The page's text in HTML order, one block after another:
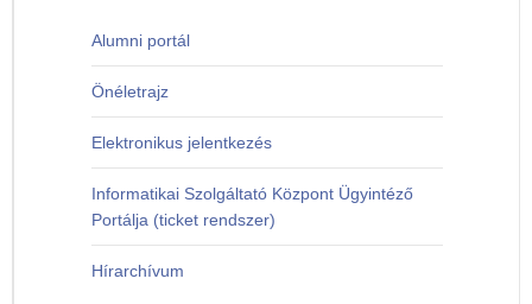
Alumni portál
Önéletrajz
Elektronikus jelentkezés
Informatikai Szolgáltató Központ Ügyintéző
Portálja (ticket rendszer)
Hírarchívum